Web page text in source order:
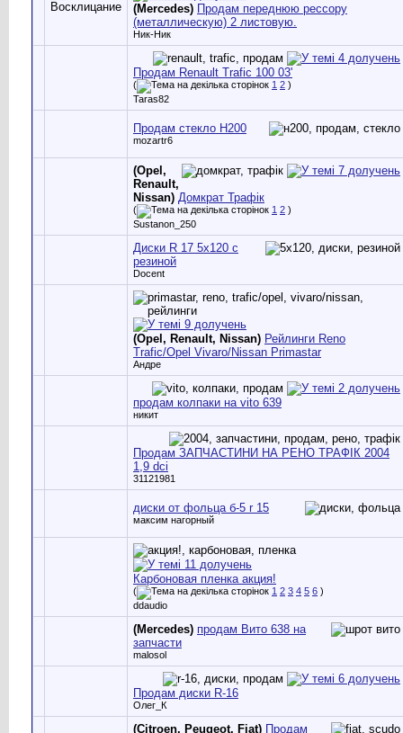
(Mercedes) Продам переднюю рессору
(металлическую) 2 листовую.
Ник-Ник
Продам Renault Trafic 100 03'
( 1 2 )
Taras82
Продам стекло Н200
mozartr6
(Opel,
Renault,
Nissan) Домкрат Трафік
( 1 2 )
Sustanon_250
Диски R 17 5х120 с
резиной
Docent
(Opel, Renault, Nissan) Рейлинги Reno
Trafic/Opel Vivaro/Nissan Primastar
Андре
продам колпаки на vito 639
никит
Продам ЗАПЧАСТИНИ НА РЕНО ТРАФІК 2004
1,9 dci
31121981
диски от фольца б-5 r 15
максим нагорный
Карбоновая пленка акция!
( 1 2 3 4 5 6 )
ddaudio
(Mercedes) продам Вито 638 на
запчасти
malosol
Продам диски R-16
Олег_К
(Citroen, Peugeot, Fiat) Продам